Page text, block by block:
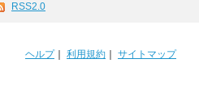
RSS2.0
ヘルプ｜ 利用規約 サイトマップ